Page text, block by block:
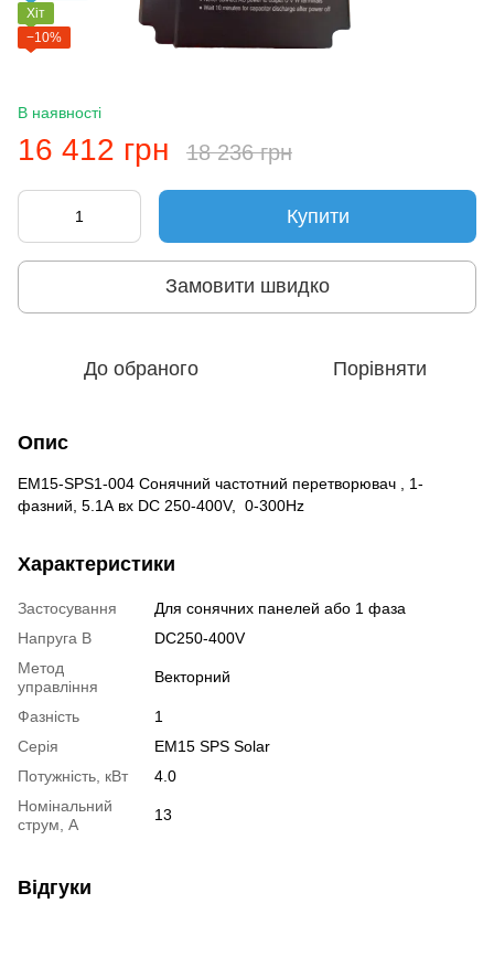
Хіт
−10%
В наявності
16 412 грн 18 236 грн
Купити
Замовити швидко
До обраного Порівняти
Опис
EM15-SPS1-004 Сонячний частотний перетворювач , 1-
фазний, 5.1А вх DC 250-400V, 0-300Hz
Характеристики
Застосування
Для сонячних панелей або 1 фаза
Напруга В
DC250-400V
Метод
управління
Векторний
Фазність
1
Серія
EM15 SPS Solar
Потужність, кВт
4.0
Номінальний
струм, А
13
Відгуки